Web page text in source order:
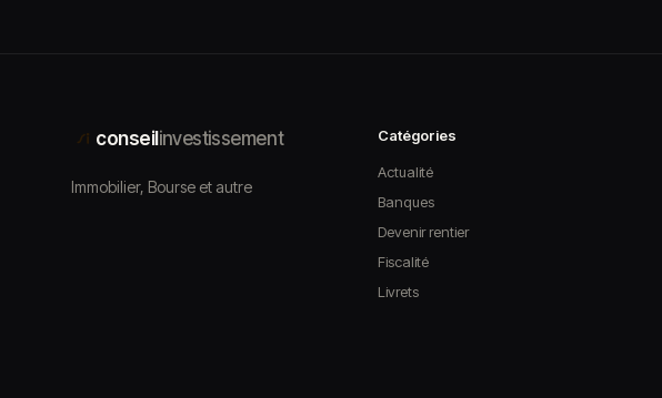
conseilinvestissement
Immobilier, Bourse et autre
Catégories
Actualité
Banques
Devenir rentier
Fiscalité
Livrets